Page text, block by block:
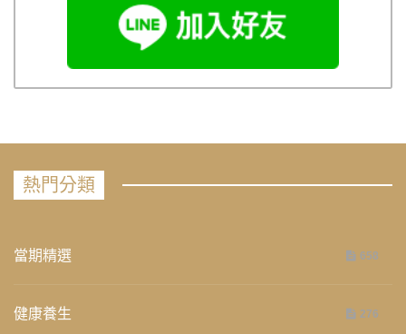
熱門分類
當期精選 658
健康養生 276